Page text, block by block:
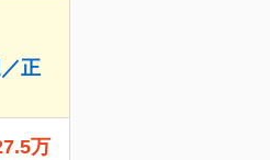
正
万